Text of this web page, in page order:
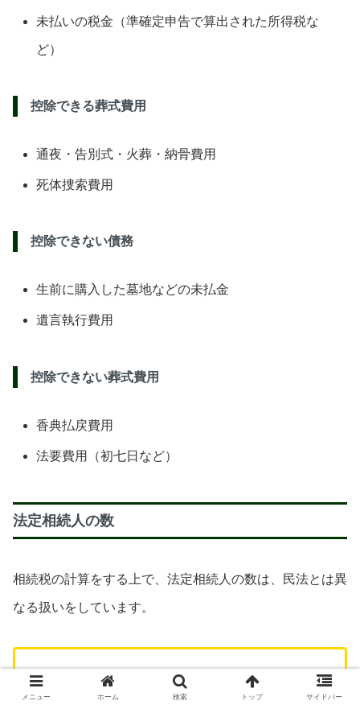
未払いの税金（準確定申告で算出された所得税な
ど）
控除できる葬式費用
通夜・告別式・火葬・納骨費用
死体捜索費用
控除できない債務
生前に購入した墓地などの未払金
遺言執行費用
控除できない葬式費用
香典払戻費用
法要費用（初七日など）
法定相続人の数
相続税の計算をする上で、法定相続人の数は、民法とは異
なる扱いをしています。
民法上は養子を何人でも増やすことができますが、
メニュー ホーム 検索 トップ サイドバー